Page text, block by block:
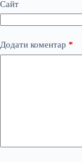
Сайт
Додати коментар *